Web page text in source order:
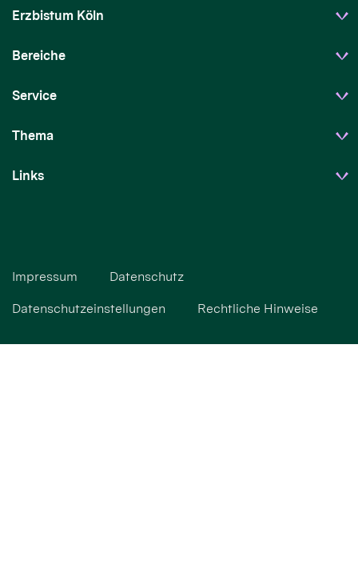
Erzbistum Köln
Bereiche
Service
Thema
Links
Impressum Datenschutz
Datenschutzeinstellungen Rechtliche Hinweise